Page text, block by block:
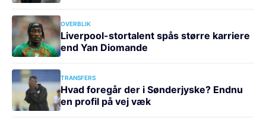
OVERBLIK
Liverpool-stortalent spås større karriere
end Yan Diomande
TRANSFERS
Hvad foregår der i Sønderjyske? Endnu
en profil på vej væk